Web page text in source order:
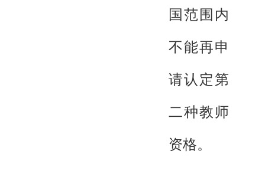
国范围内
不能再申
请认定第
二种教师
资格。